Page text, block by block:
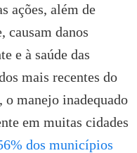
ações, além de
causam danos
e à saúde das
mais recentes do
manejo inadequado
em muitas cidades
dos municípios